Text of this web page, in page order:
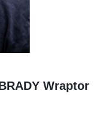
Wraptor